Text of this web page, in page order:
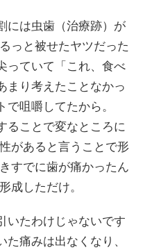
は虫歯（治療跡）が
っと被せたヤツだった
っていて「これ、食べ
り考えたことなかっ
咀嚼してたから。
ることで変なところに
があると言うことで形
すでに歯が痛かったん
成しただけ。
いたわけじゃないです
痛みは出なくなり、